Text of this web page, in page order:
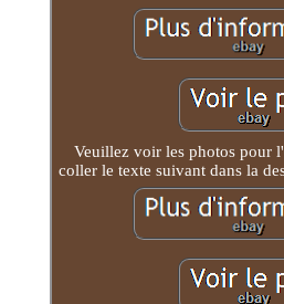
Veuillez voir les photos pour
coller le texte suivant dans la